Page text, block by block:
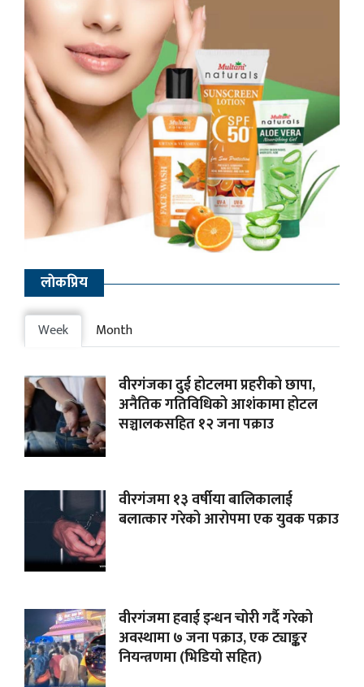
लाेकप्रिय
Week Month
वीरगंजका दुई होटलमा प्रहरीको छापा,
अनैतिक गतिविधिको आशंकामा होटल
सञ्चालकसहित १२ जना पक्राउ
वीरगंजमा १३ वर्षीया बालिकालाई
बलात्कार गरेको आरोपमा एक युवक पक्राउ
वीरगंजमा हवाई इन्धन चोरी गर्दै गरेको
अवस्थामा ७ जना पक्राउ, एक ट्याङ्कर
नियन्त्रणमा (भिडियाे सहित)